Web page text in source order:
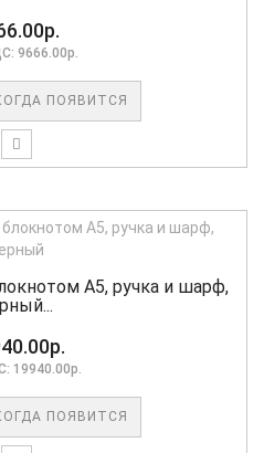
9666.00р.
ПОЯВИТСЯ
А5, ручка и шарф,
19940.00р.
ПОЯВИТСЯ